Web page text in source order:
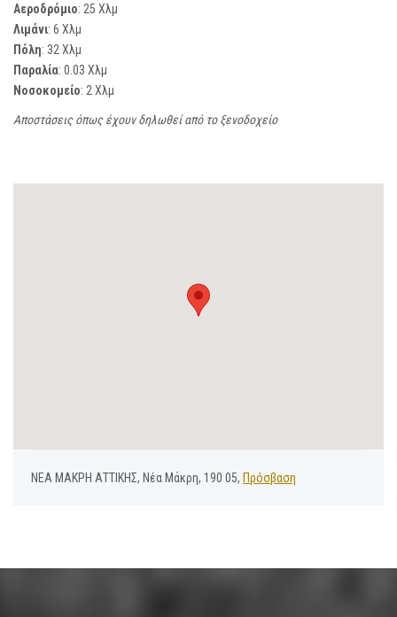
Αεροδρόμιο: 25 Χλμ
Λιμάνι: 6 Χλμ
Πόλη: 32 Χλμ
Παραλία: 0.03 Χλμ
Νοσοκομείο: 2 Χλμ
Αποστάσεις όπως έχουν δηλωθεί από το ξενοδοχείο
ΝΕΑ ΜΑΚΡΗ ΑΤΤΙΚΗΣ, Νέα Μάκρη, 190 05, Πρόσβαση